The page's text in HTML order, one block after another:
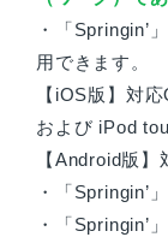
・「Springin’
用できます。
【iOS版】対
および iPod
【Android版
・「Springin’
・「Springin’